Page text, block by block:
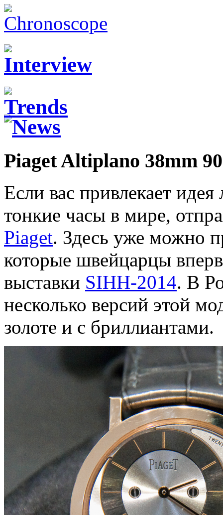
Piaget Altiplano 38mm
Если вас привлекает
тонкие часы в мире,
Piaget. Здесь уже можно
которые швейцарцы
выставки SIHH-2014. В
несколько версий этой
золоте и с бриллиантами.